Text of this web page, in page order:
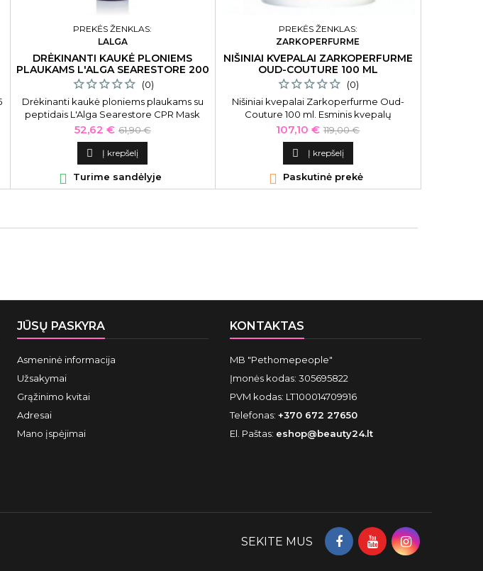
PREKĖS ŽENKLAS:
LALGA
DRĖKINANTI KAUKĖ PLONIEMS
PLAUKAMS L'ALGA SEARESTORE 200
ML
(0)
Drėkinanti kaukė ploniems plaukams su
peptidais L'Alga Searestore CPR Mask
Fine Hair Peptide-18 LALA152303, 200 ml
Kaina
52,62 € Bazinė
kaina
61,90 €
 Į krepšelį
 Turime sandėlyje
PREKĖS ŽENKLAS:
ZARKOPERFURME
NIŠINIAI KVEPALAI ZARKOPERFURME
OUD-COUTURE 100 ML
(0)
Nišiniai kvepalai Zarkoperfurme Oud-
Couture 100 ml. Esminis kvepalų
pranašumas yra jų aromato gylis, kuris
nepalieka
abejingų. Zarkoperfurme laboratorijoje
tradiciniai kvapų kūrybos metodai
sumaniai derinami su šiuolaikiniu
molekuliniu mokslu.
Kaina
107,10 € Bazinė
kaina
119,00 €
 Į krepšelį
 Paskutinė prekė
JŪSŲ PASKYRA
Asmeninė informacija
Užsakymai
Grąžinimo kvitai
Adresai
Mano įspėjimai
KONTAKTAS
MB "Pethomepeople"
Įmonės kodas: 305695822
PVM kodas: LT100014709916
Telefonas: +370 672 27650
El. Paštas: eshop@beauty24.lt
SEKITE MUS